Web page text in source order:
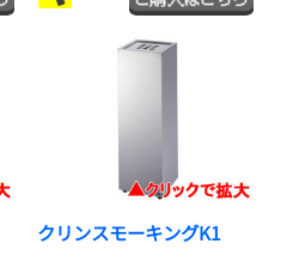
クリンスモーキングK1